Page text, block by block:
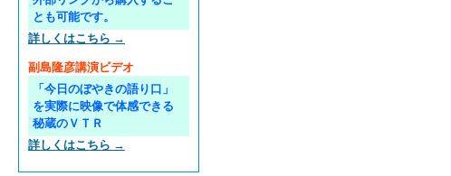
とも可能です。
詳しくはこちら →
副島隆彦講演ビデオ
「今日のぼやきの語り口」
を実際に映像で体感できる
秘蔵のＶＴＲ
詳しくはこちら →